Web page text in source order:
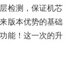
检测，保证机芯
版本优势的基础
能！这一次的升